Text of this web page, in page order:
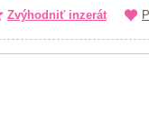
Zvýhodniť inzerát